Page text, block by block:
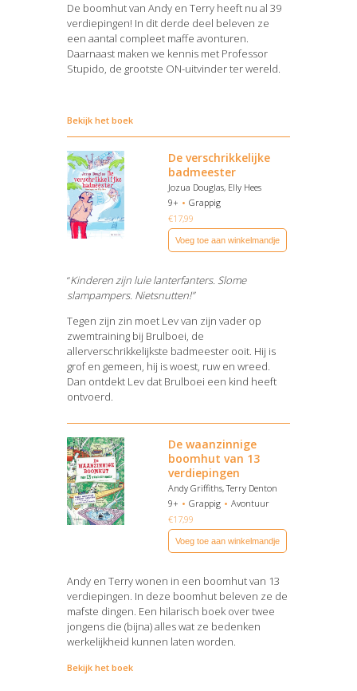
De boomhut van Andy en Terry heeft nu al 39
verdiepingen! In dit derde deel beleven ze
een aantal compleet maffe avonturen.
Daarnaast maken we kennis met Professor
Stupido, de grootste ON-uitvinder ter wereld.
Bekijk het boek
De verschrikkelijke
badmeester
Jozua Douglas, Elly Hees
9+
Grappig
€17,99
Voeg toe aan winkelmandje
“Kinderen zijn luie lanterfanters. Slome
slampampers. Nietsnutten!”
Tegen zijn zin moet Lev van zijn vader op
zwemtraining bij Brulboei, de
allerverschrikkelijkste badmeester ooit. Hij is
grof en gemeen, hij is woest, ruw en wreed.
Dan ontdekt Lev dat Brulboei een kind heeft
ontvoerd.
Bekijk het boek
De waanzinnige
boomhut van 13
verdiepingen
Andy Griffiths, Terry Denton
9+
Grappig
Avontuur
€17,99
Voeg toe aan winkelmandje
Andy en Terry wonen in een boomhut van 13
verdiepingen. In deze boomhut beleven ze de
mafste dingen. Een hilarisch boek over twee
jongens die (bijna) alles wat ze bedenken
werkelijkheid kunnen laten worden.
Bekijk het boek